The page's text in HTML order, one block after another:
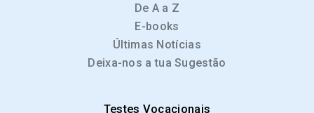
De A a Z
E-books
Últimas Notícias
Deixa-nos a tua Sugestão
Testes Vocacionais